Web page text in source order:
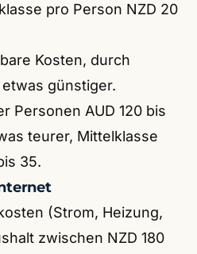
pro Person NZD 20
Kosten, durch
günstiger.
Personen AUD 120 bis
teurer, Mittelklasse
35.
(Strom, Heizung,
zwischen NZD 180